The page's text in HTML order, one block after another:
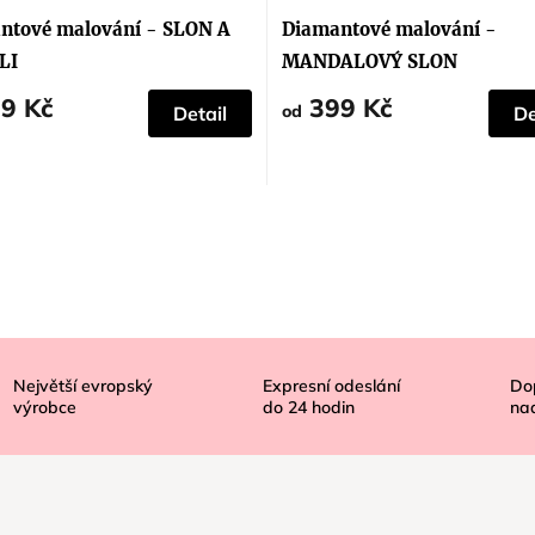
malování - SLON A
Kč Detail
Diamantové malování -
MANDALOVÝ SLON
od 399 Kč
Největší evropský
výrobce
Expresní odeslání
do 24hodin